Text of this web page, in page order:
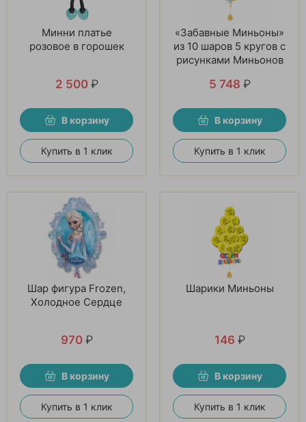
Минни платье
розовое в горошек
2 500 ₽
В корзину
Купить в 1 клик
«Забавные Миньоны»
из 10 шаров 5 кругов с
рисунками Миньонов
5 748 ₽
В корзину
Купить в 1 клик
Шар фигура Frozen,
Холодное Сердце
970 ₽
В корзину
Купить в 1 клик
Шарики Миньоны
146 ₽
В корзину
Купить в 1 клик